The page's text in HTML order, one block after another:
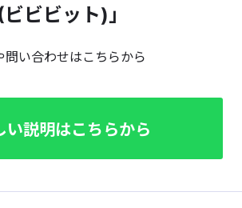
ビビット)」
問い合わせはこちらから
い説明はこちらから